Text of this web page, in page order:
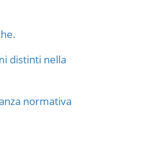
distinti nella
normativa